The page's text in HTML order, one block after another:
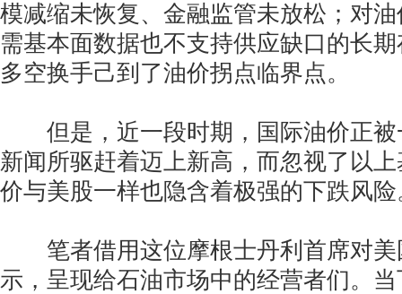
模减缩未恢复、金融监管未放松；对
需基本面数据也不支持供应缺口的长
多空换手己到了油价拐点临界点。
但是，近一段时期，国际油价正被
新闻所驱赶着迈上新高，而忽视了以
价与美股一样也隐含着极强的下跌风险
笔者借用这位摩根士丹利首席对美
示，呈现给石油市场中的经营者们。